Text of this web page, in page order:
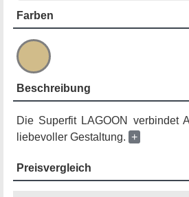
Farben
Beschreibung
Die Superfit LAGOON verbindet
liebevoller Gestaltung. +
Preisvergleich